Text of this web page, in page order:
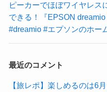
ピーカーでほぼワイヤレス
できる！『EPSON
#dreamio #エプソンのホー
最近のコメント
【旅レポ】楽しめるのは6